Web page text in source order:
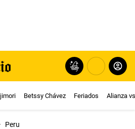
Betssy Chávez Feriados Alianza
· Peru